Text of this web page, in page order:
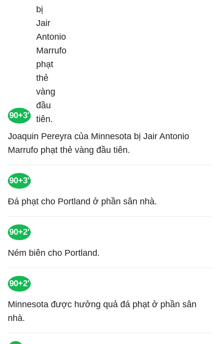
90+3'
Joaquin Pereyra của Minnesota bị Jair Antonio
Marrufo phạt thẻ vàng đầu tiên.
90+3'
Đá phạt cho Portland ở phần sân nhà.
90+2'
Ném biên cho Portland.
90+2'
Minnesota được hưởng quả đá phạt ở phần sân
nhà.